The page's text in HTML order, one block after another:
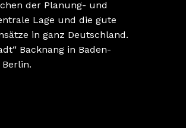
der Planung- und
Lage und die gute
in ganz Deutschland.
Backnang in Baden-